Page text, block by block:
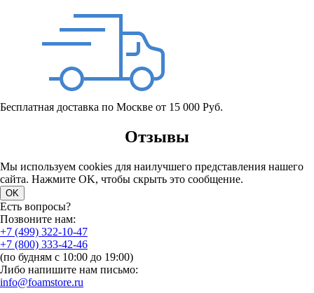
Бесплатная доставка по Москве от 15 000 Руб.
Отзывы
Мы используем cookies для наилучшего представления нашего
сайта. Нажмите OK, чтобы скрыть это сообщение.
OK
Есть вопросы?
Позвоните нам:
+7 (499) 322-10-47
+7 (800) 333-42-46
(по будням с 10:00 до 19:00)
Либо напишите нам письмо:
info@foamstore.ru